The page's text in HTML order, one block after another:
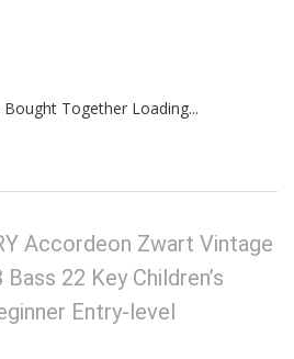
Bought Together Loading...
Accordeon Zwart Vintage
22 Key Children’s
Entry-level